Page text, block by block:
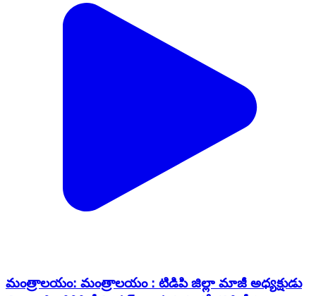
మంత్రాలయం: మంత్రాలయం : టిడిపి జిల్లా మాజీ అధ్యక్షుడు